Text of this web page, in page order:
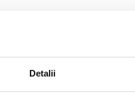
Detalii
dintre cele mai la indemana